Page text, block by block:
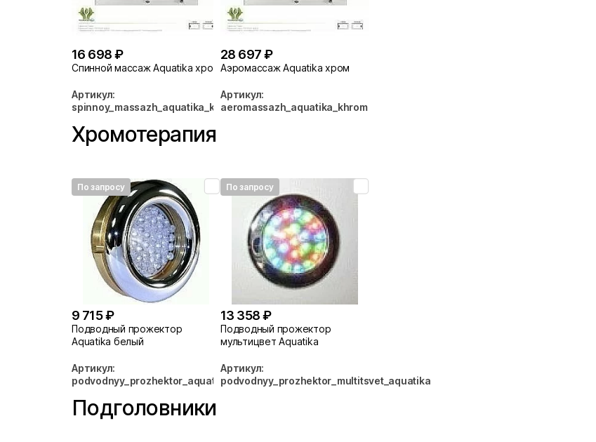
16 698 ₽
Спинной массаж Aquatika хром
Артикул:
spinnoy_massazh_aquatika_khrom
28 697 ₽
Аэромассаж Aquatika хром
Артикул:
aeromassazh_aquatika_khrom
Хромотерапия
По запросу
9 715 ₽
Подводный прожектор
Aquatika белый
Артикул:
podvodnyy_prozhektor_aquatika_belyy
По запросу
13 358 ₽
Подводный прожектор
мультицвет Aquatika
Артикул:
podvodnyy_prozhektor_multitsvet_aquatika
Подголовники